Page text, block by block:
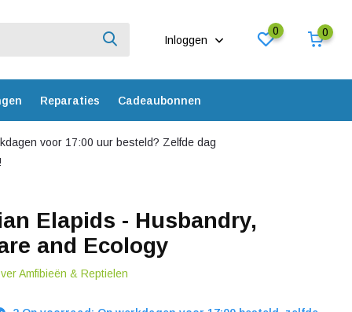
Inloggen
0 0
Reparaties Cadeaubonnen
voor 17:00 uur besteld? Zelfde dag
Elapids - Husbandry,
and Ecology
Amfibieën & Reptielen